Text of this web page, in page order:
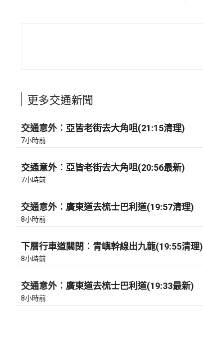
更多交通新聞
交通意外︰亞皆老街去大角咀(21:15清理)
7小時前
交通意外︰亞皆老街去大角咀(20:56最新)
7小時前
交通意外︰廣東道去梳士巴利道(19:57清理)
8小時前
下層行車道關閉︰青嶼幹線出九龍(19:55清理)
8小時前
交通意外︰廣東道去梳士巴利道(19:33最新)
8小時前